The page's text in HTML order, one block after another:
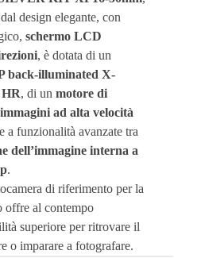
design elegante, con
schermo LCD
, è dotata di un
back-illuminated X-
, di un motore di
ad alta velocità
a funzionalità avanzate tra
dell’immagine interna a
.
di riferimento per la
offre al contempo
superiore per ritrovare il
o imparare a fotografare.